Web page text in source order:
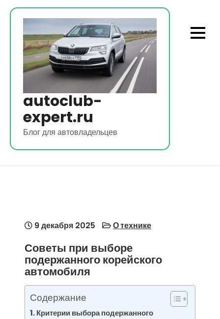
Перейти
содержимому
autoclub-
expert.ru
Блог для автовладельцев
9 декабря 2025 О технике
Советы при выборе
подержанного корейского
автомобиля
Содержание
Критерии выбора подержанного